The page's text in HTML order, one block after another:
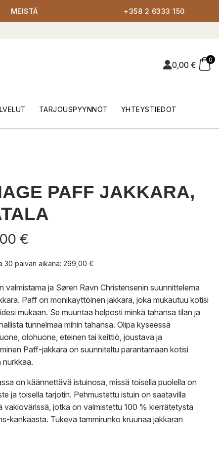
MEISTÄ +358 2 6333 150
0,00 €
0
TARJOUSPYYNNÖT YHTEYSTIEDOT
PAFF JAKKARA,
€
30 päivän aikana: 299,00 €
valmistama ja Søren Ravn Christensenin suunnittelema
Paff on monikäyttöinen jakkara, joka mukautuu kotisi
mukaan. Se muuntaa helposti minkä tahansa tilan ja
tunnelmaa mihin tahansa. Olipa kyseessä
olohuone, eteinen tai keittiö, joustava ja
Paff-jakkara on suunniteltu parantamaan kotisi
nurkkaa.
on käännettävä istuinosa, missä toisella puolella on
ja toisella tarjotin. Pehmustettu istuin on saatavilla
vakiovärissä, jotka on valmistettu 100 % kierrätetystä
kankaasta. Tukeva tammirunko kruunaa jakkaran